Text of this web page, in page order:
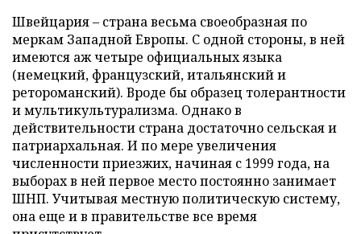
Швейцария – страна весьма своеобразная по
меркам Западной Европы. С одной стороны, в ней
имеются аж четыре официальных языка
(немецкий, французский, итальянский и
ретороманский). Вроде бы образец толерантности
и мультикультурализма. Однако в
действительности страна достаточно сельская и
патриархальная. И по мере увеличения
численности приезжих, начиная с 1999 года, на
выборах в ней первое место постоянно занимает
ШНП. Учитывая местную политическую систему,
она еще и в правительстве все время